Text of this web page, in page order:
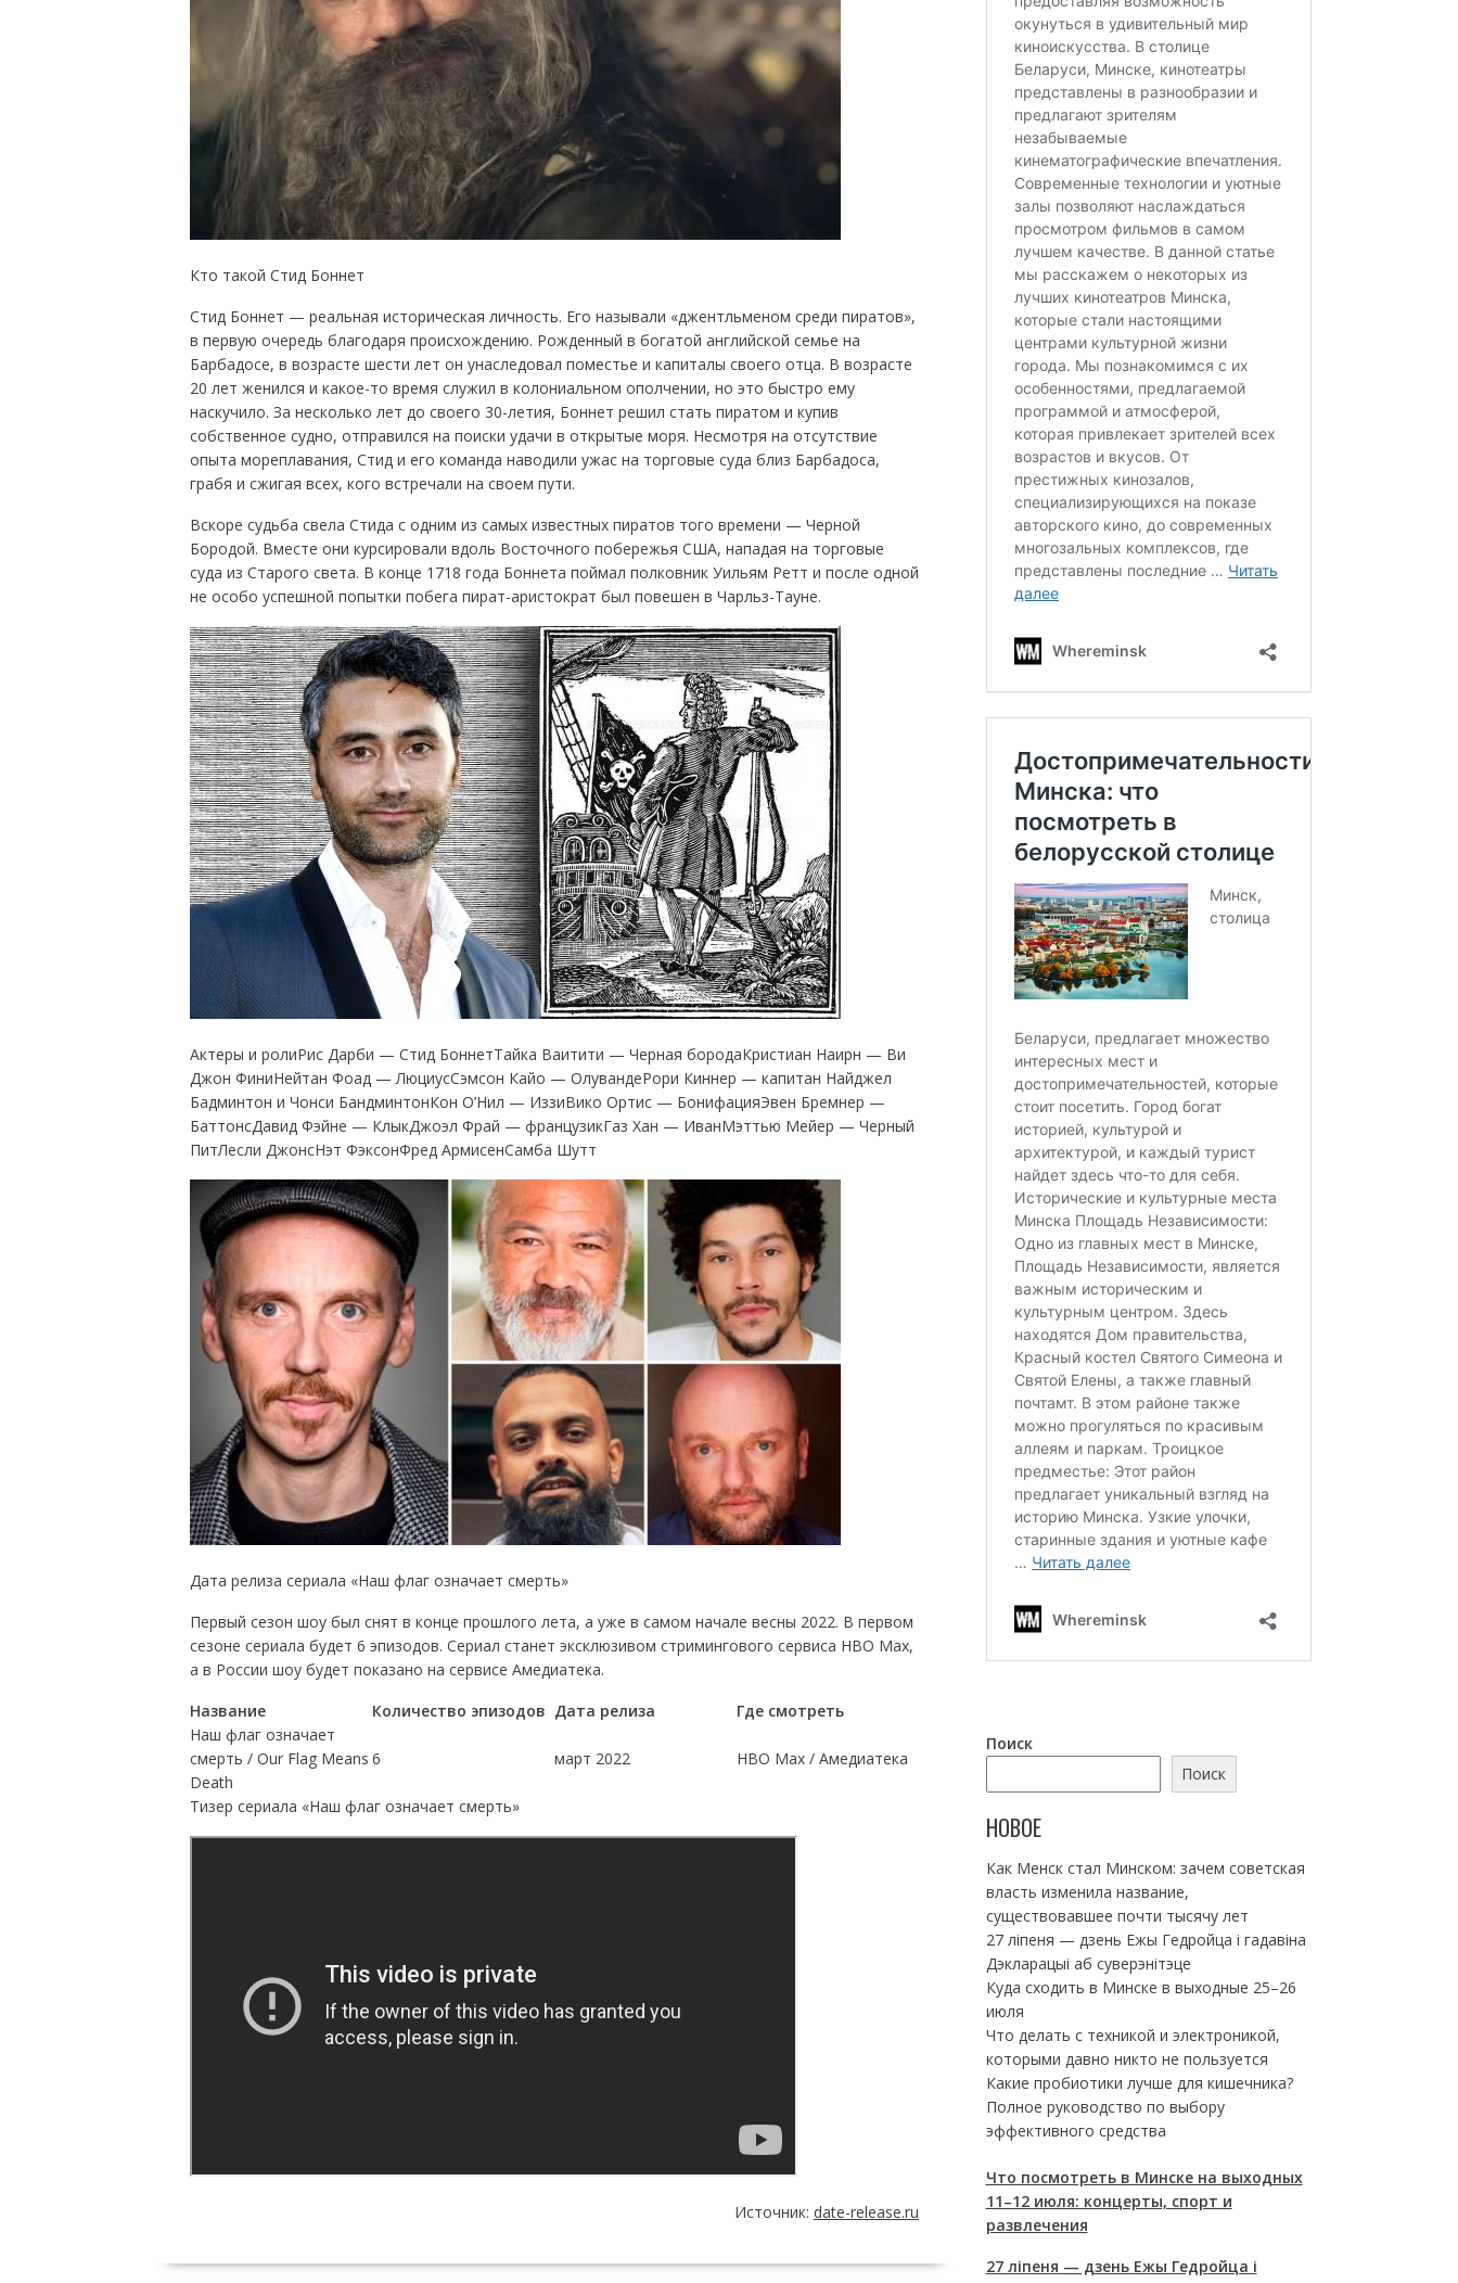
Кто такой Стид Боннет
Стид Боннет — реальная историческая личность. Его называли «джентльменом среди пиратов»,
в первую очередь благодаря происхождению. Рожденный в богатой английской семье на
Барбадосе, в возрасте шести лет он унаследовал поместье и капиталы своего отца. В возрасте
20 лет женился и какое-то время служил в колониальном ополчении, но это быстро ему
наскучило. За несколько лет до своего 30-летия, Боннет решил стать пиратом и купив
собственное судно, отправился на поиски удачи в открытые моря. Несмотря на отсутствие
опыта мореплавания, Стид и его команда наводили ужас на торговые суда близ Барбадоса,
грабя и сжигая всех, кого встречали на своем пути.
Вскоре судьба свела Стида с одним из самых известных пиратов того времени — Черной
Бородой. Вместе они курсировали вдоль Восточного побережья США, нападая на торговые
суда из Старого света. В конце 1718 года Боннета поймал полковник Уильям Ретт и после одной
не особо успешной попытки побега пират-аристократ был повешен в Чарльз-Тауне.
Актеры и ролиРис Дарби — Стид БоннетТайка Ваитити — Черная бородаКристиан Наирн — Ви
Джон ФиниНейтан Фоад — ЛюциусСэмсон Кайо — ОлувандеРори Киннер — капитан Найджел
Бадминтон и Чонси БандминтонКон О’Нил — ИззиВико Ортис — БонифацияЭвен Бремнер —
БаттонсДавид Фэйне — КлыкДжоэл Фрай — французикГаз Хан — ИванМэттью Мейер — Черный
ПитЛесли ДжонсНэт ФэксонФред АрмисенСамба Шутт
Дата релиза сериала «Наш флаг означает смерть»
Первый сезон шоу был снят в конце прошлого лета, а уже в самом начале весны 2022. В первом
сезоне сериала будет 6 эпизодов. Сериал станет эксклюзивом стримингового сервиса HBO Max,
а в России шоу будет показано на сервисе Амедиатека.
Название
Количество эпизодов Дата релиза
Где смотреть
Наш флаг означает
смерть / Our Flag Means
Death
6 март 2022 HBO Max / Амедиатека
Тизер сериала «Наш флаг означает смерть»
Источник: date-release.ru
Поиск
Поиск
НОВОЕ
Как Менск стал Минском: зачем советская
власть изменила название,
существовавшее почти тысячу лет
27 ліпеня — дзень Ежы Гедройца і гадавіна
Дэкларацыі аб суверэнітэце
Куда сходить в Минске в выходные 25–26
июля
Что делать с техникой и электроникой,
которыми давно никто не пользуется
Какие пробиотики лучше для кишечника?
Полное руководство по выбору
эффективного средства
Что посмотреть в Минске на выходных
11–12 июля: концерты, спорт и
развлечения
27 ліпеня — дзень Ежы Гедройца і